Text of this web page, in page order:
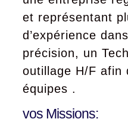
et représentant
d’expérience
précision, un
outillage H/F afin
équipes .
vos Missions: